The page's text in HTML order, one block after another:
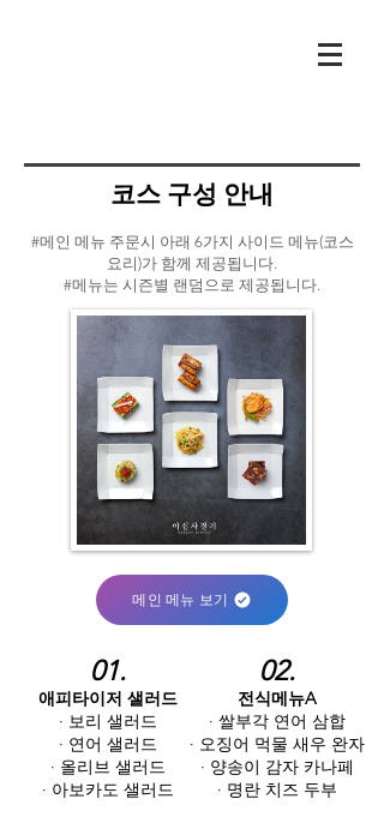
​코스 구성 안내
#메인 메뉴 주문시 아래 6가지 사이드 메뉴(코스
요리)가 함께 제공됩니다.
#메뉴는 시즌별 랜덤으로 제공됩니다.
메인 메뉴 보기
01.
애피타이저 샐러드
· 보리 샐러드
· 연어 샐러드
· 올리브 샐러드
· 아보카도 샐러드
02.
전식메뉴A
· 쌀부각 연어 삼합
· 오징어 먹물 새우 완자
· 양송이 감자 카나페
· 명란 치즈 두부